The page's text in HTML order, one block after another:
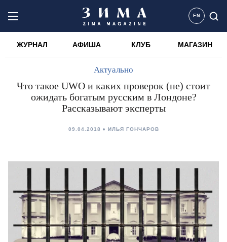
EN
ЖУРНАЛ АФИША КЛУБ МАГАЗИН
Актуально
Что такое UWO и каких проверок (не) стоит
ожидать богатым русским в Лондоне?
Рассказывают эксперты
09.04.2018 ИЛЬЯ ГОНЧАРОВ